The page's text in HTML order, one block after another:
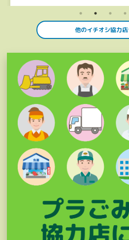
他のイチオシ協力